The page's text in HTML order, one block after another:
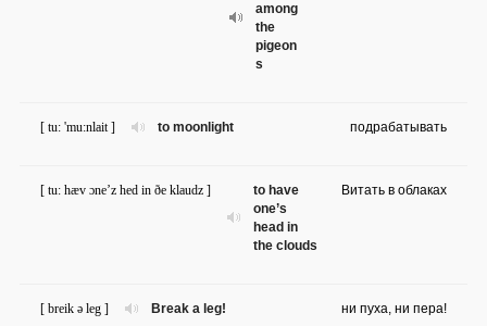
among
the
pigeon
s
to moonlight
[ tu: 'mu:nlait ] подрабатывать
to have
one’s
head in
the clouds
[ tu: hæv ɔne’z hed in ðe klaudz ] Витать в облаках
Break a leg!
[ breik ə leg ] ни пуха, ни пера!